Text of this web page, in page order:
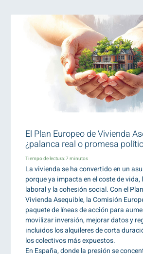
El Plan Europeo de Vivienda
¿palanca real o promesa
Tiempo de lectura:7 minutos
La vivienda se ha convertido en un
porque ya impacta en el coste de
laboral y la cohesión social. Con el
Vivienda Asequible, la Comisión
paquete de líneas de acción para
movilizar inversión, mejorar datos y
incluidos los alquileres de corta
los colectivos más expuestos.
En España, donde la presión se